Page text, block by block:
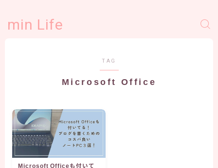
min Life
TAG
Microsoft Office
Microsoft Officeも付いて